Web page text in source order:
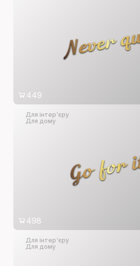
Never
449
Go for
Для інтер'єру
Для дому
498
Для інтер'єру
Для дому